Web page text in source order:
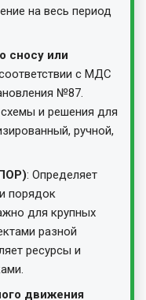
на весь период
сносу или
с МДС
№87.
и решения для
ручной,
: Определяет
порядок
для крупных
разной
ресурсы и
движения